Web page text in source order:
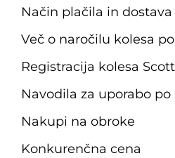
Način plačila in dostava
Več o naročilu kolesa
Registracija kolesa Scott
Navodila za uporabo
Nakupi na obroke
Konkurenčna cena